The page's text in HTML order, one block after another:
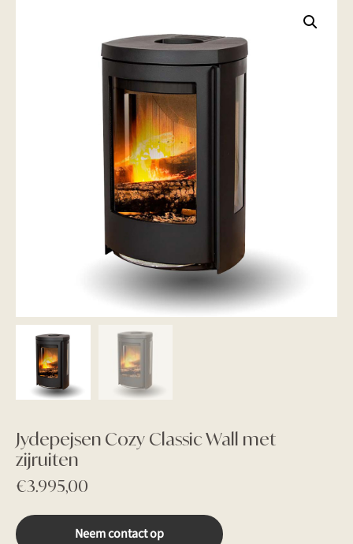
Jydepejsen Cozy Classic Wall met
zijruiten
€3.995,00
Neem contact op